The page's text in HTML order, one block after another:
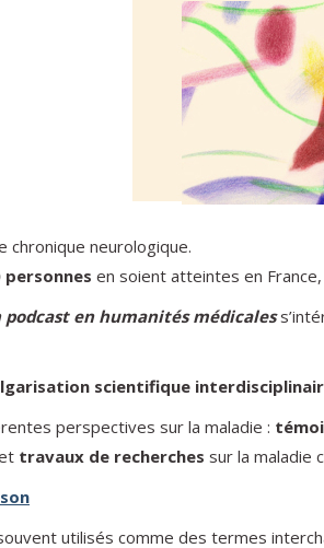
chronique neurologique.
personnes en soient atteintes en
podcast en humanités médicales
scientifique
perspectives sur la maladie :
travaux de recherches sur la maladie
utilisés comme des termes